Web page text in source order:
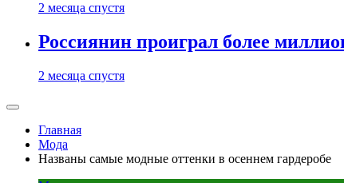
2 месяца спустя
Россиянин проиграл более
2 месяца спустя
Главная
Мода
Названы самые модные оттенки в осеннем гардеробе